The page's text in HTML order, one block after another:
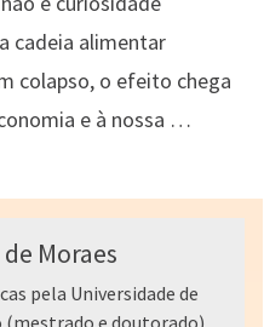
cadeia alimentar
colapso, o efeito chega
e à nossa …
Moraes
pela Universidade de
(mestrado e doutorado)